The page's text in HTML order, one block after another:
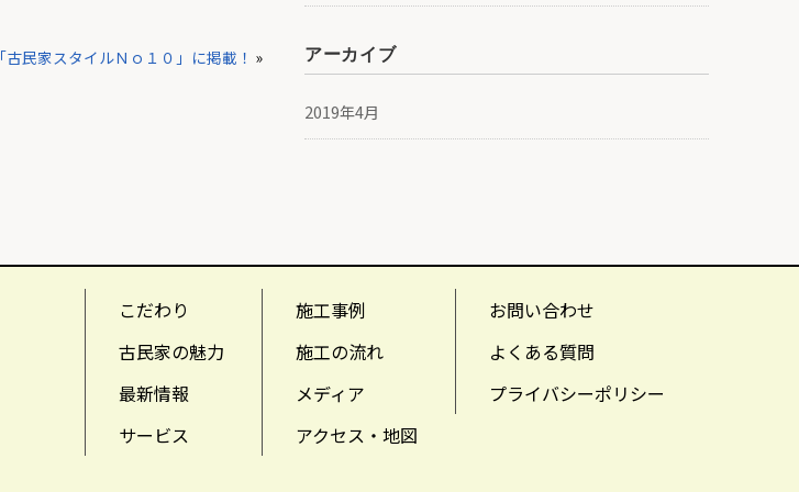
「古民家スタイルＮｏ１０」に掲載！ » アーカイブ
2019年4月
こだわり
古民家の魅力
最新情報
サービス
施工事例
施工の流れ
メディア
アクセス・地図
お問い合わせ
よくある質問
プライバシーポリシー